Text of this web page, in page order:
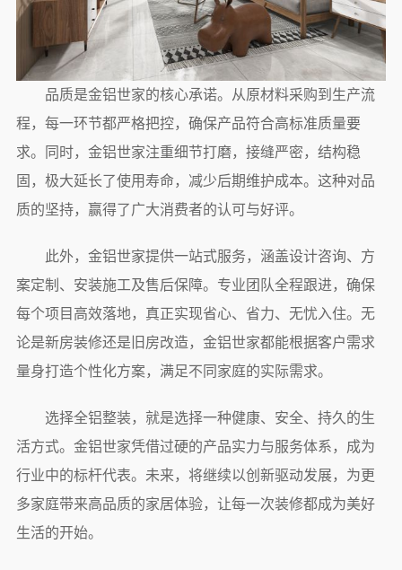
品质是金铝世家的核心承诺。从原材料采购到生产流
程，每一环节都严格把控，确保产品符合高标准质量要
求。同时，金铝世家注重细节打磨，接缝严密，结构稳
固，极大延长了使用寿命，减少后期维护成本。这种对品
质的坚持，赢得了广大消费者的认可与好评。
此外，金铝世家提供一站式服务，涵盖设计咨询、方
案定制、安装施工及售后保障。专业团队全程跟进，确保
每个项目高效落地，真正实现省心、省力、无忧入住。无
论是新房装修还是旧房改造，金铝世家都能根据客户需求
量身打造个性化方案，满足不同家庭的实际需求。
选择全铝整装，就是选择一种健康、安全、持久的生
活方式。金铝世家凭借过硬的产品实力与服务体系，成为
行业中的标杆代表。未来，将继续以创新驱动发展，为更
多家庭带来高品质的家居体验，让每一次装修都成为美好
生活的开始。